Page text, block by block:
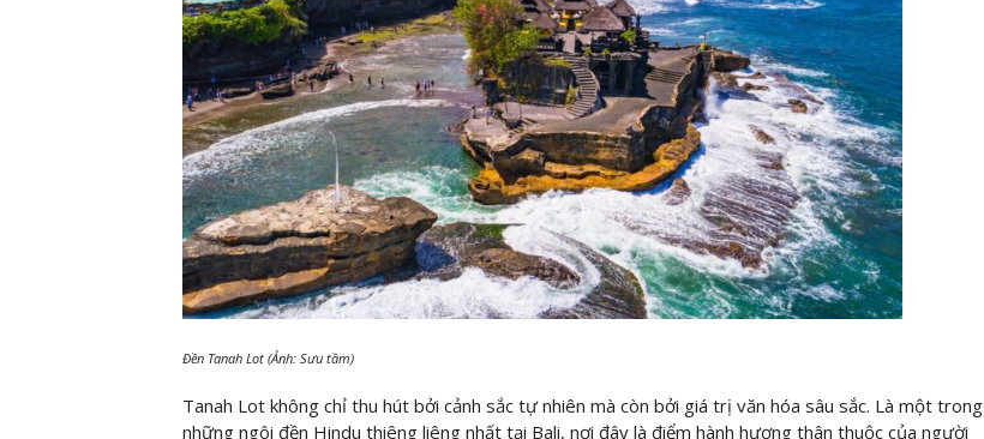
Đền Tanah Lot (Ảnh: Sưu tầm)
Tanah Lot không chỉ thu hút bởi cảnh sắc tự nhiên mà còn bởi giá trị văn hóa sâu sắc. Là một trong
những ngôi đền Hindu thiêng liêng nhất tại Bali, nơi đây là điểm hành hương thân thuộc của người